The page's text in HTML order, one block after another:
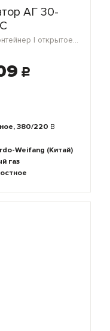
АГ 30-
в кожухе | морской контейнер | открытое исполнение | мини-контейнер | блок-контейнер
c
380/220 В
Weifang (Китай)
газ